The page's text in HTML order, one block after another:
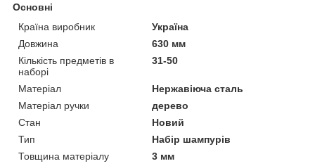
Основні
Країна виробник
Україна
Довжина
630 мм
Кількість предметів в
наборі
31-50
Матеріал
Нержавіюча сталь
Матеріал ручки
дерево
Стан
Новий
Тип
Набір шампурів
Товщина матеріалу
3 мм